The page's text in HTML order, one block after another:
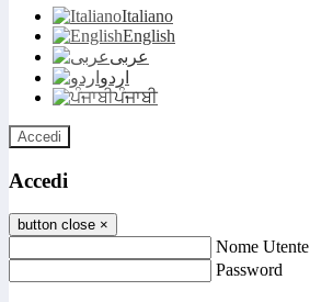
Italiano
English
عربى
اردو
ਪੰਜਾਬੀ
Accedi
Accedi
button close ×
Nome Utente
Password